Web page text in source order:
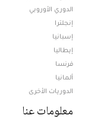
الدوري الأوروبي
إنجلترا
إسبانيا
إيطاليا
فرنسا
ألمانيا
الدوريات الأخرى
معلومات عنا